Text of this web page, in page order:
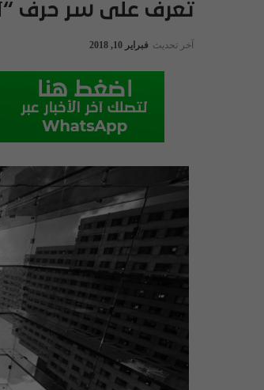
تعرف على سر حرف
آخر تحديث فبراير 10, 2018